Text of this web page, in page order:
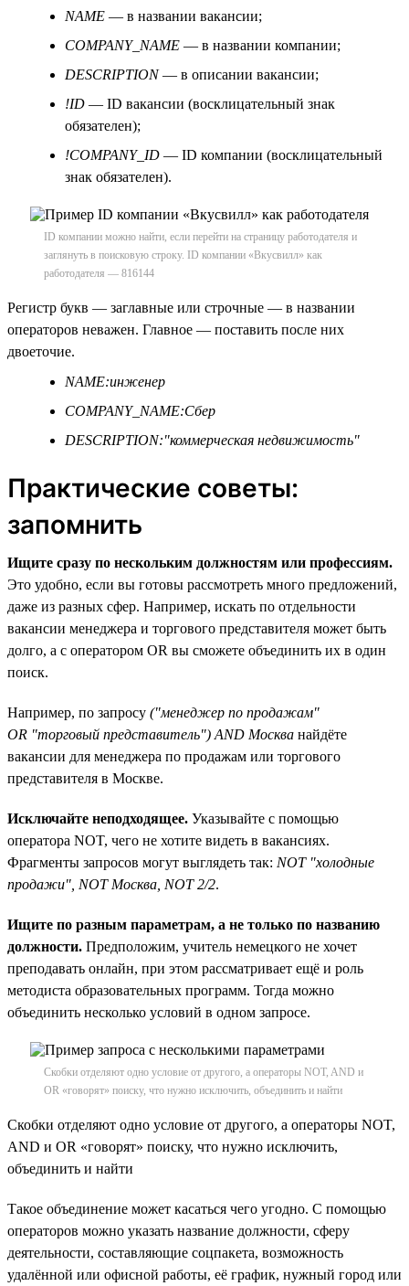
NAME — в названии вакансии;
COMPANY_NAME — в названии компании;
DESCRIPTION— в описании вакансии;
!ID — ID вакансии (восклицательный знак
обязателен);
!COMPANY_ID — ID компании (восклицательный
знак обязателен).
ID компании можно найти, если перейти на страницу работодателя и
заглянуть в поисковую строку. ID компании «Вкусвилл» как
работодателя — 816144
Регистр букв — заглавные или строчные — в названии
операторов неважен. Главное — поставить после них
двоеточие.
NAME:инженер
COMPANY_NAME:Сбер
DESCRIPTION:"коммерческая недвижимость"
Практические советы:
запомнить
Ищите сразу по нескольким должностям или профессиям.
Это удобно, если вы готовы рассмотреть много предложений,
даже из разных сфер. Например, искать по отдельности
вакансии менеджера и торгового представителя может быть
долго, а с оператором OR вы сможете объединить их в один
поиск.
Например, по запросу ("менеджер по продажам"
OR "торговый представитель") AND Москва найдёте
вакансии для менеджера по продажам или торгового
представителя в Москве.
Исключайте неподходящее. Указывайте с помощью
оператора NOT, чего не хотите видеть в вакансиях.
Фрагменты запросов могут выглядеть так: NOT "холодные
продажи", NOT Москва, NOT 2/2.
Ищите по разным параметрам, а не только по названию
должности. Предположим, учитель немецкого не хочет
преподавать онлайн, при этом рассматривает ещё и роль
методиста образовательных программ. Тогда можно
объединить несколько условий в одном запросе.
Скобки отделяют одно условие от другого, а операторы NOT, AND и
OR «говорят» поиску, что нужно исключить, объединить и найти
Скобки отделяют одно условие от другого, а операторы NOT,
AND и OR «говорят» поиску, что нужно исключить,
объединить и найти
Такое объединение может касаться чего угодно. С помощью
операторов можно указать название должности, сферу
деятельности, составляющие соцпакета, возможность
удалённой или офисной работы, её график, нужный город или